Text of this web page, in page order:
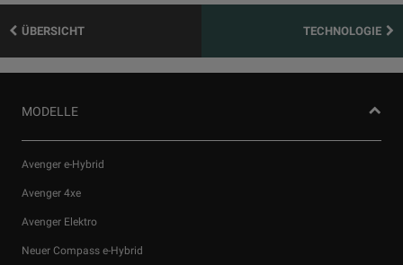
ÜBERSICHT TECHNOLOGIE
MODELLE
Avenger e-Hybrid
Avenger 4xe
Avenger Elektro
Neuer Compass e-Hybrid